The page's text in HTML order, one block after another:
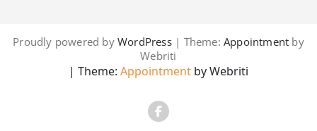
Proudly powered byWordPress| Theme: Appointment by
Webriti
| Theme: Appointment by Webriti